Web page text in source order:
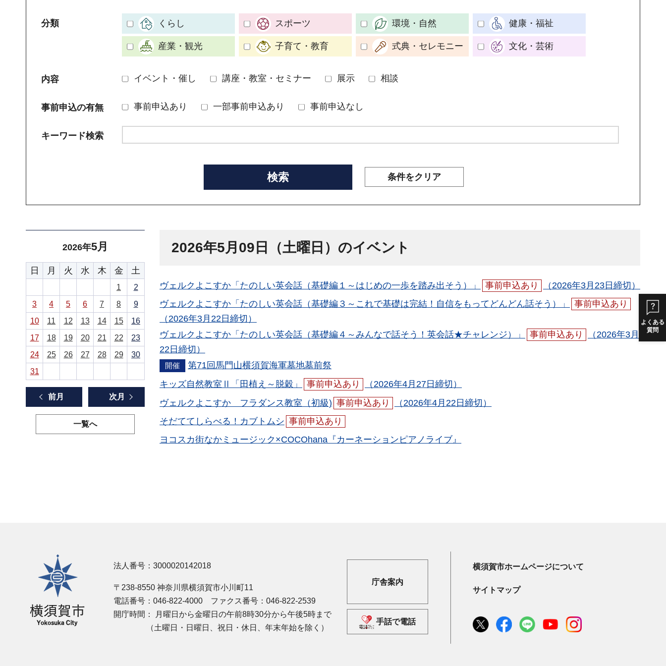
よくある
質問
分類 くらし スポーツ 環境・自然 健康・福祉
産業・観光 子育て・教育 式典・セレモニー 文化・芸術
内容 イベント・催し 講座・教室・セミナー 展示 相談
事前申込の有無 事前申込あり 一部事前申込あり 事前申込なし
キーワード検索
条件をクリア
2026年5月
日 月 火 水 木 金 土
1
2
3
4 5 6 7 8
9
10
11 12 13 14 15
16
17
18 19 20 21 22
23
24
25 26 27 28 29
30
31
前月 次月
一覧へ
2026年5月09日（土曜日）のイベント
ヴェルクよこすか「たのしい英会話（基礎編１～はじめの一歩を踏み出そう）」 事前申込あり
（2026年3月23日締切）
ヴェルクよこすか「たのしい英会話（基礎編３～これで基礎は完結！自信をもってどんどん話そう）」
事前申込あり
（2026年3月22日締切）
ヴェルクよこすか「たのしい英会話（基礎編４～みんなで話そう！英会話★チャレンジ）」
事前申込あり
（2026年3月
22日締切）
開催
第71回馬門山横須賀海軍墓地墓前祭
キッズ自然教室Ⅱ「田植え～脱穀」
事前申込あり
（2026年4月27日締切）
ヴェルクよこすか フラダンス教室（初級) 事前申込あり
（2026年4月22日締切）
そだててしらべる！カブトムシ 事前申込あり
ヨコスカ街なかミュージック×COCOhana『カーネーションピアノライブ』
横須賀市 法人番号：3000020142018
〒238-8550 神奈川県横須賀市小川町11
電話番号：046-822-4000 ファクス番号：046-822-2539
開庁時間：
月曜日から金曜日の午前8時30分から午後5時まで
（土曜日・日曜日、祝日・休日、年末年始を除く）
庁舎案内
手話で電話
横須賀市ホームページについて
サイトマップ